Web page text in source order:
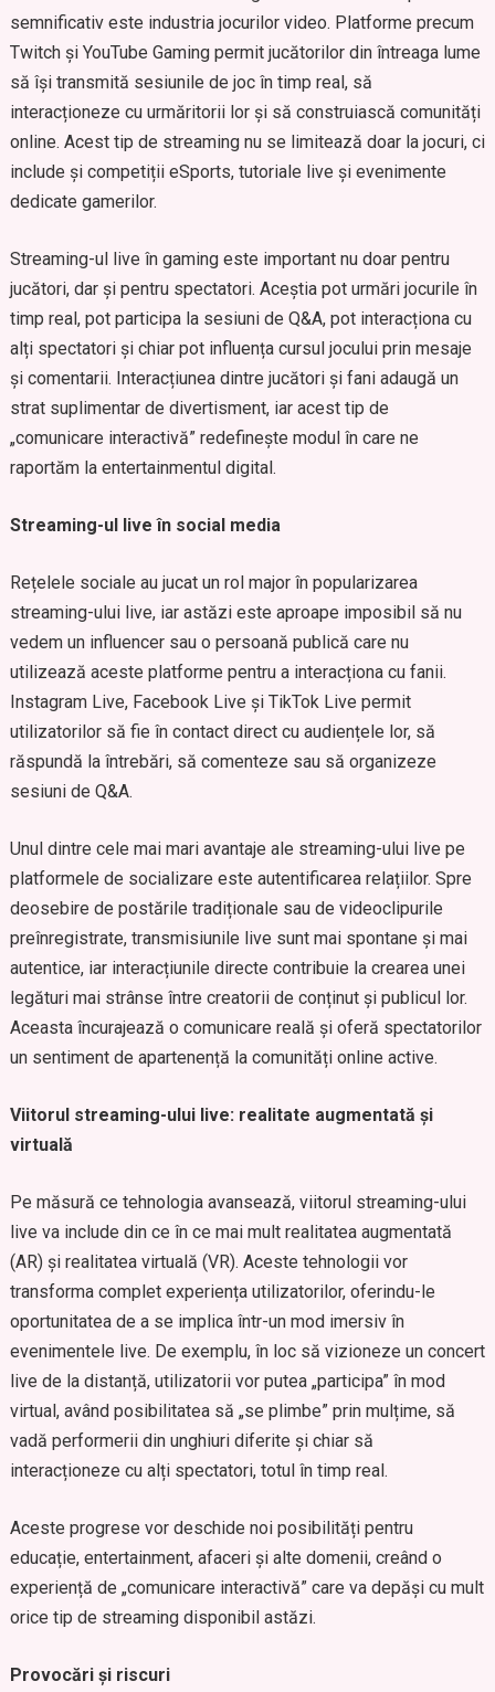
semnificativ este industria jocurilor video. Platforme precum
Twitch și YouTube Gaming permit jucătorilor din întreaga lume
să își transmită sesiunile de joc în timp real, să
interacționeze cu urmăritorii lor și să construiască comunități
online. Acest tip de streaming nu se limitează doar la jocuri, ci
include și competiții eSports, tutoriale live și evenimente
dedicate gamerilor.
Streaming-ul live în gaming este important nu doar pentru
jucători, dar și pentru spectatori. Aceștia pot urmări jocurile în
timp real, pot participa la sesiuni de Q&A, pot interacționa cu
alți spectatori și chiar pot influența cursul jocului prin mesaje
și comentarii. Interacțiunea dintre jucători și fani adaugă un
strat suplimentar de divertisment, iar acest tip de
„comunicare interactivă” redefinește modul în care ne
raportăm la entertainmentul digital.
Streaming-ul live în social media
Rețelele sociale au jucat un rol major în popularizarea
streaming-ului live, iar astăzi este aproape imposibil să nu
vedem un influencer sau o persoană publică care nu
utilizează aceste platforme pentru a interacționa cu fanii.
Instagram Live, Facebook Live și TikTok Live permit
utilizatorilor să fie în contact direct cu audiențele lor, să
răspundă la întrebări, să comenteze sau să organizeze
sesiuni de Q&A.
Unul dintre cele mai mari avantaje ale streaming-ului live pe
platformele de socializare este autentificarea relațiilor. Spre
deosebire de postările tradiționale sau de videoclipurile
preînregistrate, transmisiunile live sunt mai spontane și mai
autentice, iar interacțiunile directe contribuie la crearea unei
legături mai strânse între creatorii de conținut și publicul lor.
Aceasta încurajează o comunicare reală și oferă spectatorilor
un sentiment de apartenență la comunități online active.
Viitorul streaming-ului live: realitate augmentată și
virtuală
Pe măsură ce tehnologia avansează, viitorul streaming-ului
live va include din ce în ce mai mult realitatea augmentată
(AR) și realitatea virtuală (VR). Aceste tehnologii vor
transforma complet experiența utilizatorilor, oferindu-le
oportunitatea de a se implica într-un mod imersiv în
evenimentele live. De exemplu, în loc să vizioneze un concert
live de la distanță, utilizatorii vor putea „participa” în mod
virtual, având posibilitatea să „se plimbe” prin mulțime, să
vadă performerii din unghiuri diferite și chiar să
interacționeze cu alți spectatori, totul în timp real.
Aceste progrese vor deschide noi posibilități pentru
educație, entertainment, afaceri și alte domenii, creând o
experiență de „comunicare interactivă” care va depăși cu mult
orice tip de streaming disponibil astăzi.
Provocări și riscuri